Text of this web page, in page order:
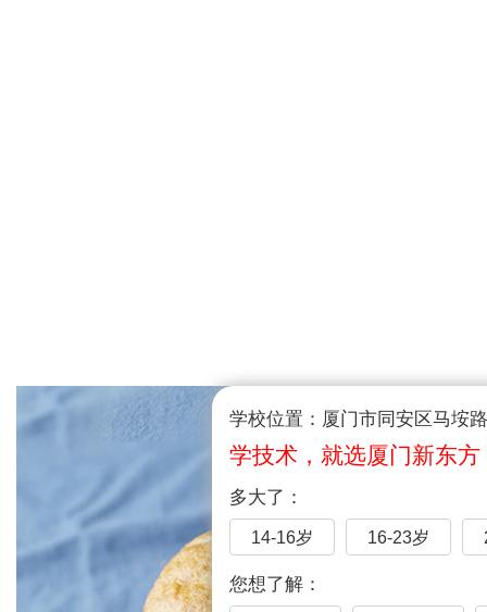
学校位置：厦门市同安区马垵
学技术，就选厦门新东方
多大了：
14-16岁 16-23岁
您想了解：